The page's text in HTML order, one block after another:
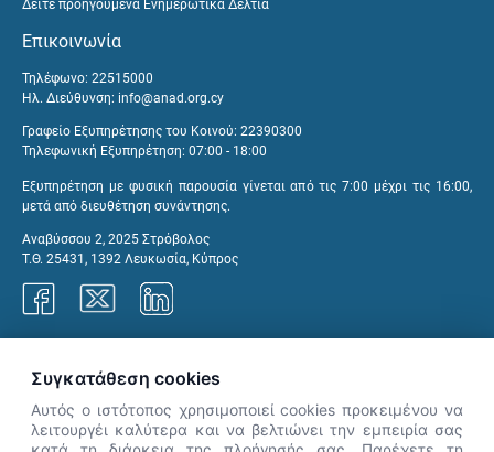
Δείτε προηγούμενα Ενημερωτικά Δελτία
Επικοινωνία
Τηλέφωνο: 22515000
Ηλ. Διεύθυνση: info@anad.org.cy
Γραφείο Εξυπηρέτησης του Κοινού: 22390300
Τηλεφωνική Εξυπηρέτηση: 07:00 - 18:00
Εξυπηρέτηση με φυσική παρουσία γίνεται από τις 7:00 μέχρι τις 16:00,
μετά από διευθέτηση συνάντησης.
Αναβύσσου 2, 2025 Στρόβολος
Τ.Θ. 25431, 1392 Λευκωσία, Κύπρος
Συγκατάθεση cookies
Αυτός ο ιστότοπος χρησιμοποιεί cookies προκειμένου να
λειτουργέι καλύτερα και να βελτιώνει την εμπειρία σας